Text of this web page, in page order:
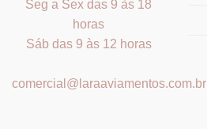
Seg a Sex das 9 às 18
horas
Sáb das 9 às 12 horas
comercial@laraaviamentos.com.br